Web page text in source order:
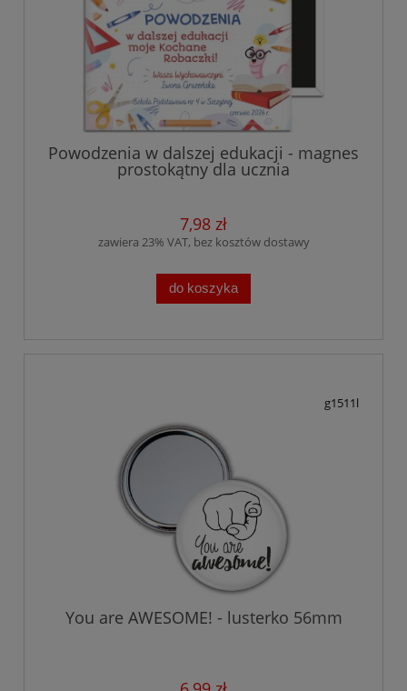
Powodzenia w dalszej edukacji - magnes
prostokątny dla ucznia
7,98 zł
zawiera 23% VAT, bez kosztów dostawy
do koszyka
g1511l
You are AWESOME! - lusterko 56mm